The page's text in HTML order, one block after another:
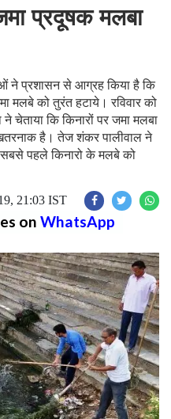
प्रदूषक मलबा
ने प्रशासन से आग्रह किया है कि
मलबे को तुरंत हटाये। रविवार को
चेताया कि किनारों पर जमा मलबा
है। तेज शंकर पालीवाल ने
सबसे पहले किनारो के मलबे को
21:03 IST
on WhatsApp